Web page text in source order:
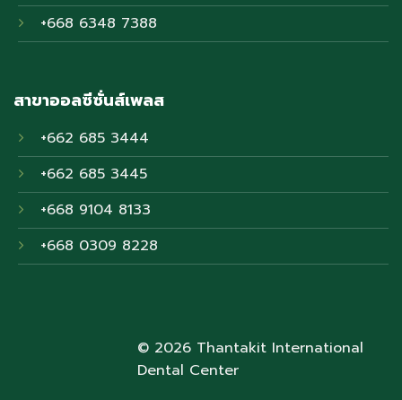
+668 6348 7388
สาขาออลซีซั่นส์เพลส
+662 685 3444
+662 685 3445
+668 9104 8133
+668 0309 8228
© 2026 Thantakit International
Dental Center